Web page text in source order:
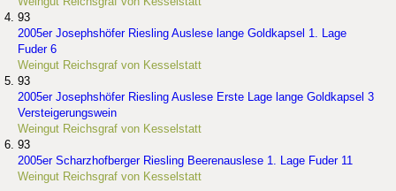
93
2005er Josephshöfer Riesling Auslese lange Goldkapsel 1. Lage
Fuder 6
Weingut Reichsgraf von Kesselstatt
93
2005er Josephshöfer Riesling Auslese Erste Lage lange Goldkapsel 3
Versteigerungswein
Weingut Reichsgraf von Kesselstatt
93
2005er Scharzhofberger Riesling Beerenauslese 1. Lage Fuder 11
Weingut Reichsgraf von Kesselstatt